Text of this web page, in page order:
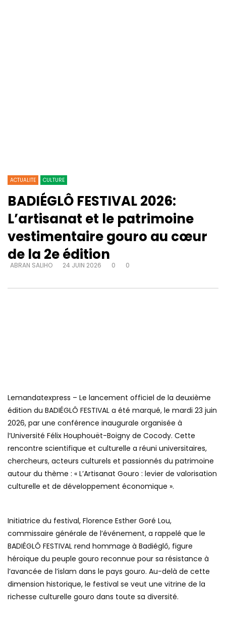
ACTUALITE CULTURE
BADIÉGLÔ FESTIVAL 2026:
L’artisanat et le patrimoine
vestimentaire gouro au cœur
de la 2e édition
ABRAN SALIHO 24 JUIN 2026 0 0
Lemandatexpress – Le lancement officiel de la deuxième
édition du BADIÉGLÔ FESTIVAL a été marqué, le mardi 23 juin
2026, par une conférence inaugurale organisée à
l’Université Félix Houphouët-Boigny de Cocody. Cette
rencontre scientifique et culturelle a réuni universitaires,
chercheurs, acteurs culturels et passionnés du patrimoine
autour du thème : « L’Artisanat Gouro : levier de valorisation
culturelle et de développement économique ».
Initiatrice du festival, Florence Esther Goré Lou,
commissaire générale de l’événement, a rappelé que le
BADIÉGLÔ FESTIVAL rend hommage à Badiéglô, figure
héroïque du peuple gouro reconnue pour sa résistance à
l’avancée de l’islam dans le pays gouro. Au-delà de cette
dimension historique, le festival se veut une vitrine de la
richesse culturelle gouro dans toute sa diversité.